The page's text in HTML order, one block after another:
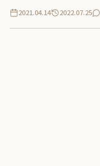
2021.04.14 2022.07.25